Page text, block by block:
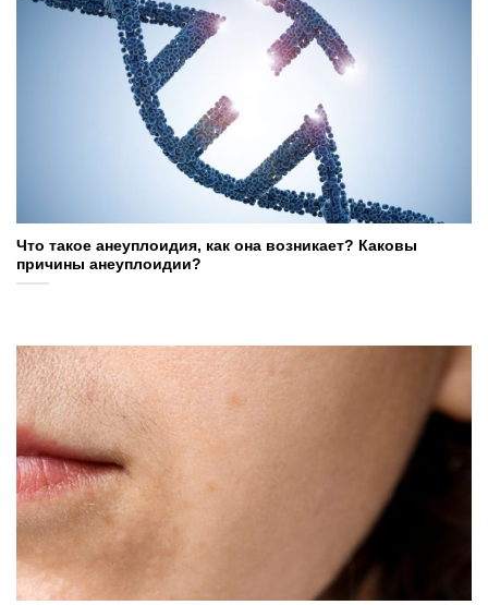
Что такое анеуплоидия, как она возникает? Каковы
причины анеуплоидии?